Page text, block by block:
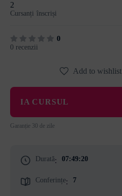
2
Cursanți înscriși
0
0 recenzii
Durată: 07:49:20
Conferințe: 7
Add to wishlist
IA CURSUL
Garanție 30 de zile